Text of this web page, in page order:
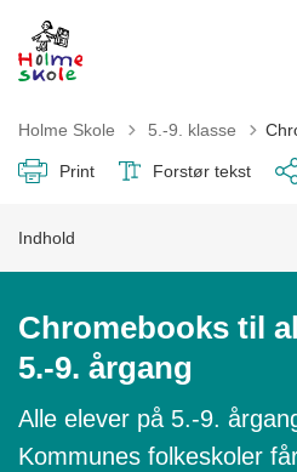
Holme Skole Tilbage til
5.-9. klasse
Print Forstør tekst
Indhold
Chromebooks til
5.-9. årgang
Alle elever på 5.-9.
Kommunes folkeskoler